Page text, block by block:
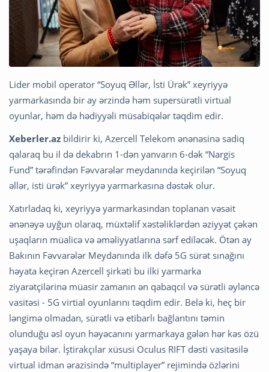
Lider mobil operator “Soyuq Əllər, İsti Ürək” xeyriyyə
yarmarkasında bir ay ərzində həm supersürətli virtual
oyunlar, həm də hədiyyəli müsabiqələr təqdim edir.
Xeberler.az bildirir ki, Azercell Telekom ənənəsinə sadiq
qalaraq bu il də dekabrın 1-dən yanvarın 6-dək “Nargis
Fund” tərəfindən Fəvvarələr meydanında keçirilən “Soyuq
əllər, isti ürək” xeyriyyə yarmarkasına dəstək olur.
Xatırladaq ki, xeyriyyə yarmarkasından toplanan vəsait
ənənəyə uyğun olaraq, müxtəlif xəstəliklərdən əziyyət çəkən
uşaqların müalicə və əməliyyatlarına sərf ediləcək. Ötən ay
Bakının Fəvvarələr Meydanında ilk dəfə 5G sürət sınağını
həyata keçirən Azercell şirkəti bu ilki yarmarka
ziyarətçilərinə müasir zamanın ən qabaqcıl və sürətli əyləncə
vasitəsi - 5G virtial oyunlarını təqdim edir. Belə ki, heç bir
ləngimə olmadan, sürətli və etibarlı bağlantını təmin
olunduğu əsl oyun həyəcanını yarmarkaya gələn hər kəs özü
yaşaya bilər. İştirakçılar xüsusi Oculus RIFT dəsti vasitəsilə
virtual idman ərazisində “multiplayer” rejimində özlərini